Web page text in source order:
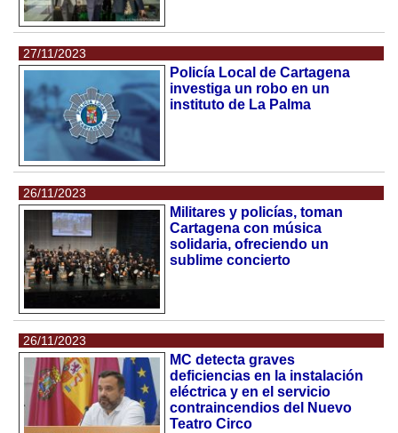
27/11/2023
Policía Local de Cartagena
investiga un robo en un
instituto de La Palma
26/11/2023
Militares y policías, toman
Cartagena con música
solidaria, ofreciendo un
sublime concierto
26/11/2023
MC detecta graves
deficiencias en la instalación
eléctrica y en el servicio
contraincendios del Nuevo
Teatro Circo